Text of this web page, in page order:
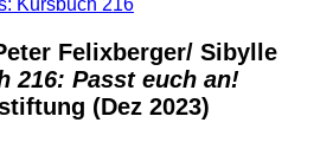
Felixberger/ Sibylle
216: Passt euch an!
(Dez 2023)